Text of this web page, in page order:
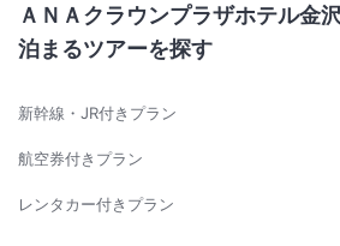
ＡＮＡクラウンプラザホテル
泊まるツアーを探す
新幹線・JR付きプラン
航空券付きプラン
レンタカー付きプラン